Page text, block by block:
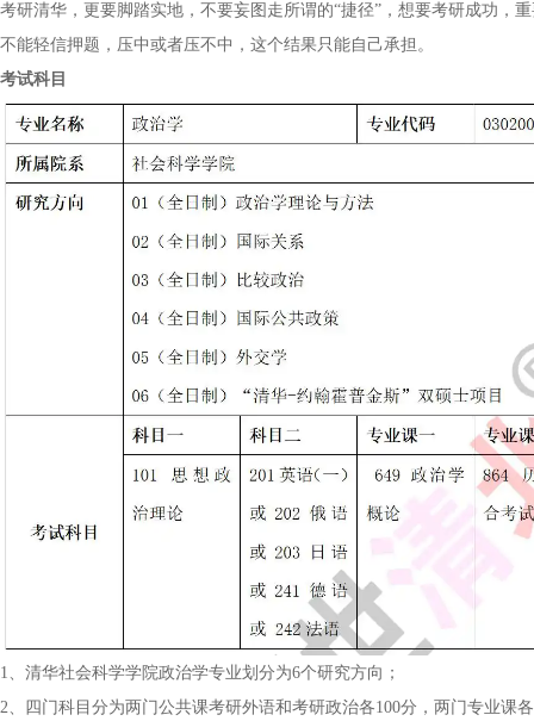
考研清华，更要脚踏实地，不要妄图走所谓的“捷径”，想要考研成功，
不能轻信押题，压中或者压不中，这个结果只能自己承担。
考试科目
1、清华社会科学学院政治学专业划分为6个研究方向；
2、四门科目分为两门公共课考研外语和考研政治各100分，两门专业课